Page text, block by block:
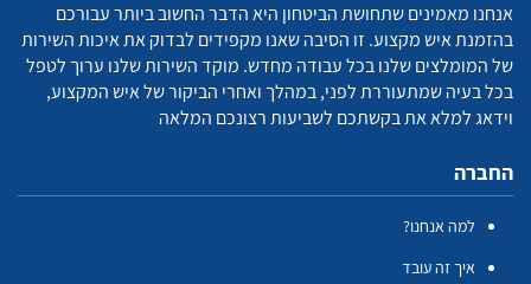
אנחנו מאמינים שתחושת הביטחון היא הדבר החשוב ביותר עבורכם
בהזמנת איש מקצוע. זו הסיבה שאנו מקפידים לבדוק את איכות השירות
של המומלצים שלנו בכל עבודה מחדש. מוקד השירות שלנו ערוך לטפל
בכל בעיה שמתעוררת לפני, במהלך ואחרי הביקור של איש המקצוע,
וידאג למלא את בקשתכם לשביעות רצונכם המלאה
החברה
למה אנחנו?
איך זה עובד